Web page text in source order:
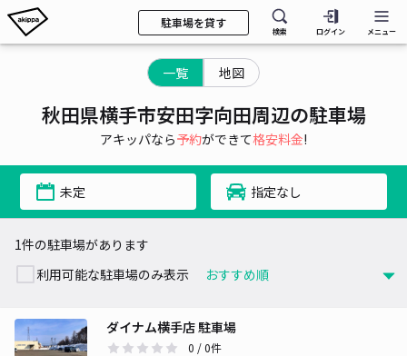
駐車場を貸す
検索 ログイン メニュー
一覧 地図
秋田県横手市安田字向田周辺の駐車場
アキッパなら予約ができて格安料金!
未定 指定なし
1件の駐車場があります
利用可能な駐車場のみ表示
ダイナム横手店 駐車場
0 / 0件